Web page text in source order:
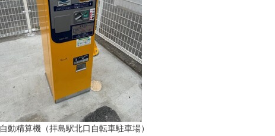
自動精算機（拝島駅北口自転車駐車場）